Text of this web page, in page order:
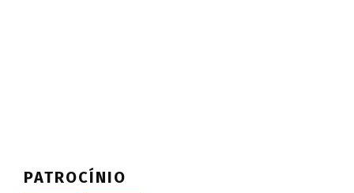
PATROCÍNIO